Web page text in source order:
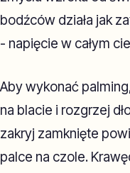
bodźców działa jak
- napięcie w całym
Aby wykonać
na blacie i rozgrzej
zakryj zamknięte
palce na czole.